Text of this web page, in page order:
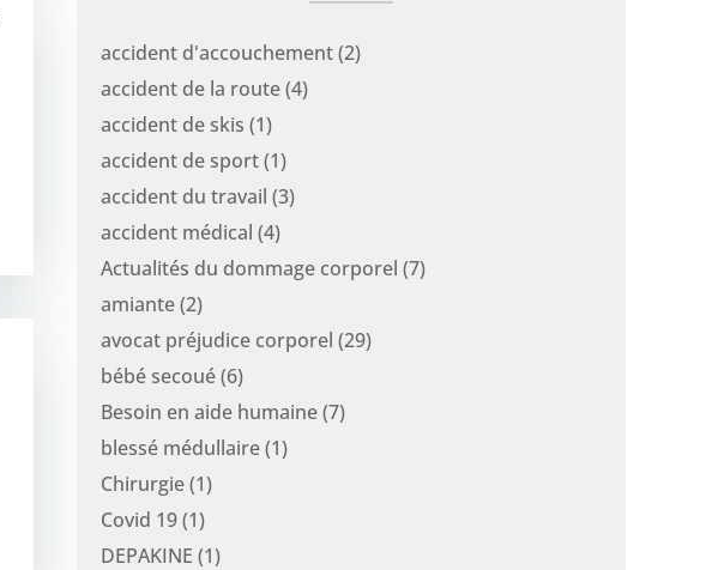
accident d'accouchement(2)
accident de la route(4)
accident de skis (1)
accident de sport(1)
accident du travail (3)
accident médical (4)
Actualités du dommage corporel (7)
amiante(2)
avocat préjudice corporel (29)
bébé secoué(6)
Besoin en aide humaine(7)
blessé médullaire(1)
Chirurgie(1)
Covid 19(1)
DEPAKINE (1)